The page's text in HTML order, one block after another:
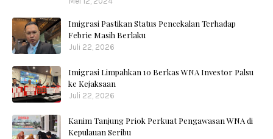
Imigrasi Pastikan Status Pencekalan Terhadap
Febrie Masih Berlaku
Juli 22, 2026
Imigrasi Limpahkan 10 Berkas WNA Investor Palsu
ke Kejaksaan
Juli 22, 2026
Kanim Tanjung Priok Perkuat Pengawasan WNA di
Kepulauan Seribu